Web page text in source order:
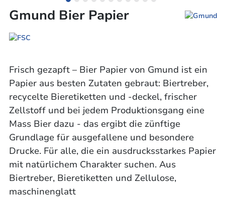
Gmund Bier Papier
Frisch gezapft – Bier Papier von Gmund ist ein
Papier aus besten Zutaten gebraut: Biertreber,
recycelte Bieretiketten und -deckel, frischer
Zellstoff und bei jedem Produktionsgang eine
Mass Bier dazu - das ergibt die zünftige
Grundlage für ausgefallene und besondere
Drucke. Für alle, die ein ausdrucksstarkes Papier
mit natürlichem Charakter suchen. Aus
Biertreber, Bieretiketten und Zellulose,
maschinenglatt